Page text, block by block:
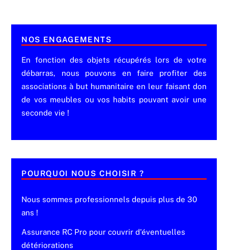
NOS ENGAGEMENTS
En fonction des objets récupérés lors de votre
débarras, nous pouvons en faire profiter des
associations à but humanitaire en leur faisant don
de vos meubles ou vos habits pouvant avoir une
seconde vie !
POURQUOI NOUS CHOISIR ?
Nous sommes professionnels depuis plus de 30
ans !
Assurance RC Pro pour couvrir d'éventuelles
détériorations